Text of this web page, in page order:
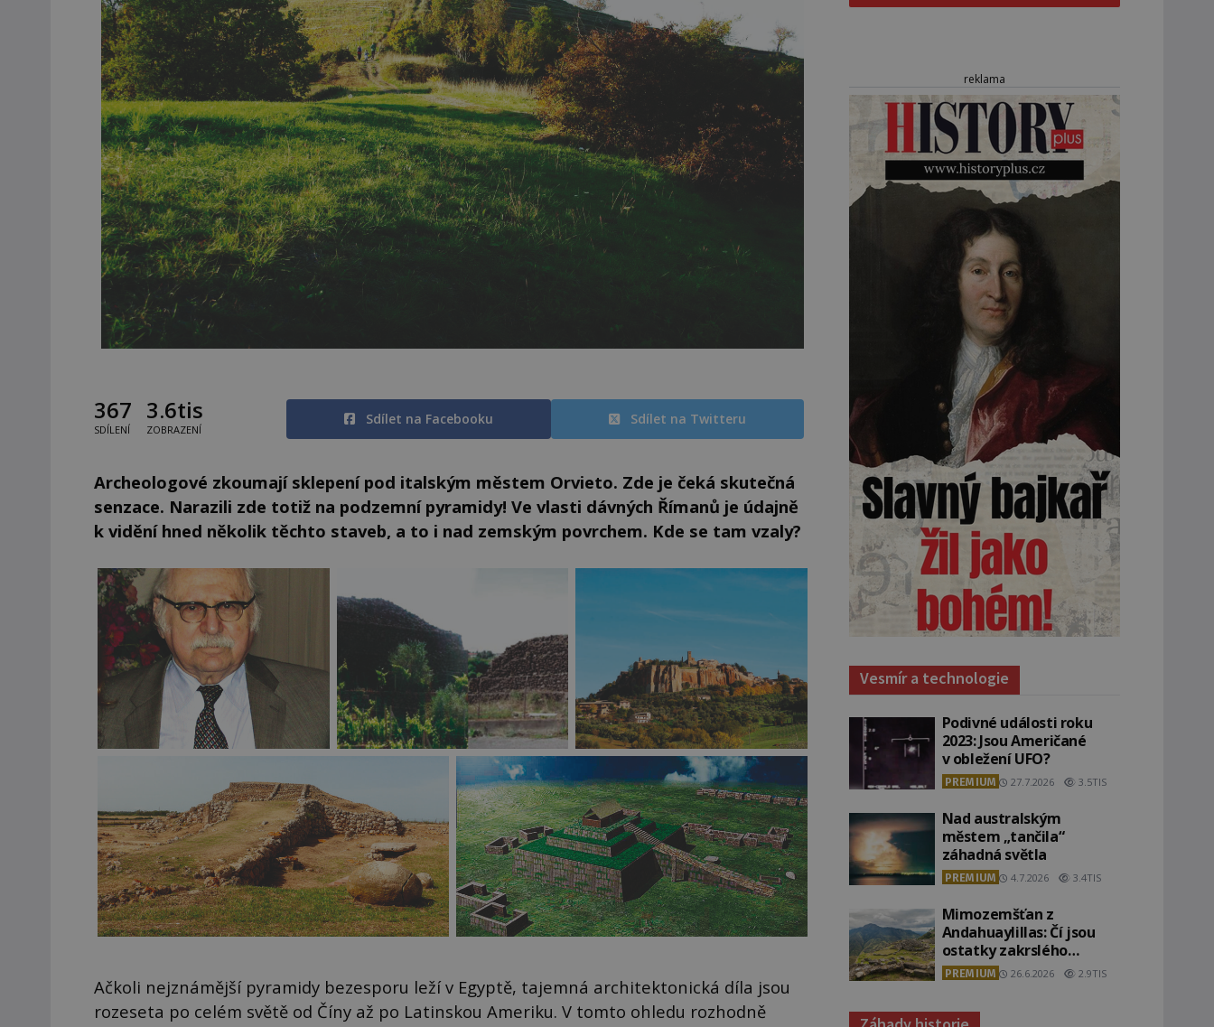
367
SDÍLENÍ
3.6tis
ZOBRAZENÍ
Sdílet na Facebooku Sdílet na Twitteru
Archeologové zkoumají sklepení pod italským městem Orvieto. Zde je čeká skutečná
senzace. Narazili zde totiž na podzemní pyramidy! Ve vlasti dávných Římanů je údajně
k vidění hned několik těchto staveb, a to i nad zemským povrchem. Kde se tam vzaly?
Ačkoli nejznámější pyramidy bezesporu leží v Egyptě, tajemná architektonická díla jsou
rozeseta po celém světě od Číny až po Latinskou Ameriku. V tomto ohledu rozhodně
reklama
Vesmír a technologie
Podivné události roku
2023: Jsou Američané
v obležení UFO?
PREMIUM 27.7.2026 3.5TIS
Nad australským
městem „tančila“
záhadná světla
PREMIUM 4.7.2026 3.4TIS
Mimozemšťan z
Andahuaylillas: Čí jsou
ostatky zakrslého
stvoření s ohromnou
lebkou?
PREMIUM 26.6.2026 2.9TIS